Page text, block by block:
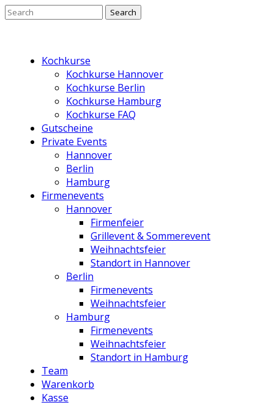
Kochkurse
Kochkurse Hannover
Kochkurse Berlin
Kochkurse Hamburg
Kochkurse FAQ
Gutscheine
Private Events
Hannover
Berlin
Hamburg
Firmenevents
Hannover
Firmenfeier
Grillevent & Sommerevent
Weihnachtsfeier
Standort in Hannover
Berlin
Firmenevents
Weihnachtsfeier
Hamburg
Firmenevents
Weihnachtsfeier
Standort in Hamburg
Team
Warenkorb
Kasse